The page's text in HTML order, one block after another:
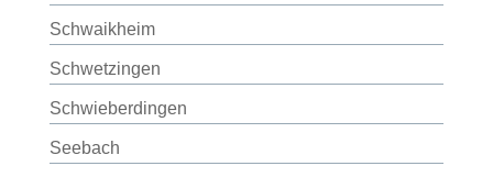
Schwaikheim
Schwetzingen
Schwieberdingen
Seebach